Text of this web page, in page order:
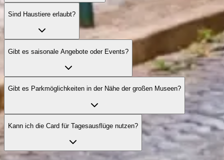
Sind Haustiere erlaubt?
Gibt es saisonale Angebote oder Events?
Gibt es Parkmöglichkeiten in der Nähe der großen Museen?
Kann ich die Card für Tagesausflüge nutzen?